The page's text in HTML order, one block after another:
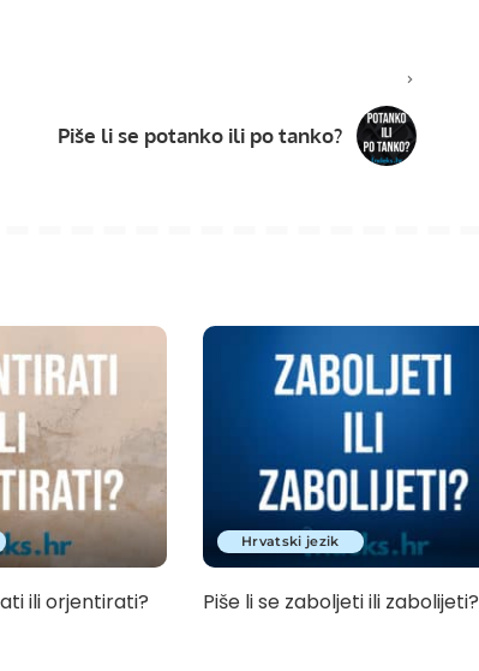
Piše li se potanko ili po tanko?
ili orjentirati?
Hrvatski jezik
Piše li se zaboljeti ili zabolijeti?